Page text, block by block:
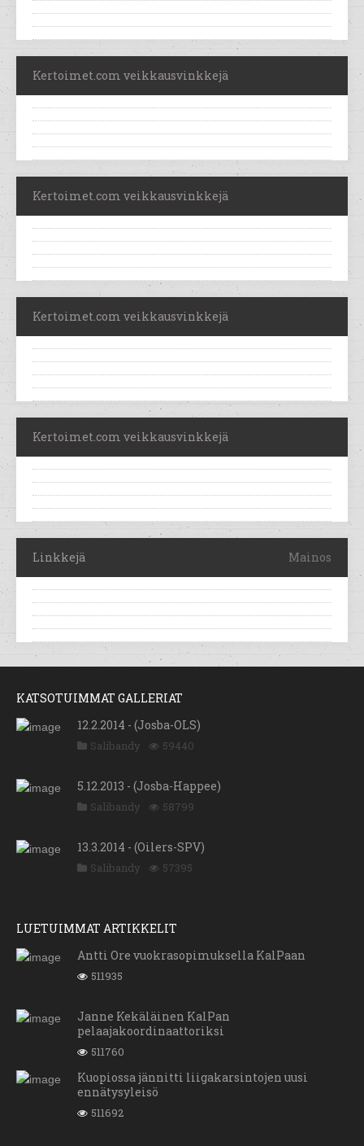
Kertoimet.com veikkausvinkkejä
Kertoimet.com veikkausvinkkejä
Kertoimet.com veikkausvinkkejä
Kertoimet.com veikkausvinkkejä
Linkkejä Mainos
KATSOTUIMMAT GALLERIAT
12.2.2014 - (Josba-OLS)
Salibandy 59440
5.12.2013 - (Josba-Happee)
Salibandy 58799
13.3.2014 - (Oilers-SPV)
Salibandy 57395
LUETUIMMAT ARTIKKELIT
Antti Ore vuokrasopimuksella KalPaan
511935
Janne Kekäläinen KalPan
pelaajakoordinaattoriksi
511760
Kuopiossa jännitti liigakarsintojen uusi
ennätysyleisö
511692